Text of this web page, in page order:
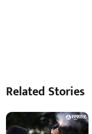
Related Stories